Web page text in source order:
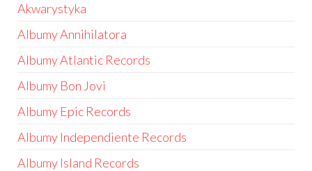
Akwarystyka
Albumy Annihilatora
Albumy Atlantic Records
Albumy Bon Jovi
Albumy Epic Records
Albumy Independiente Records
Albumy Island Records